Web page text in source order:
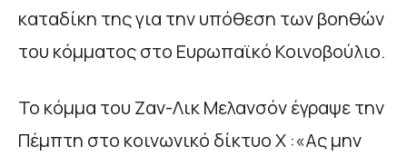
καταδίκη της για την υπόθεση των βοηθών
του κόμματος στο Ευρωπαϊκό Κοινοβούλιο.
Το κόμμα του Ζαν-Λικ Μελανσόν έγραψε την
Πέμπτη στο κοινωνικό δίκτυο X :«Ας μην